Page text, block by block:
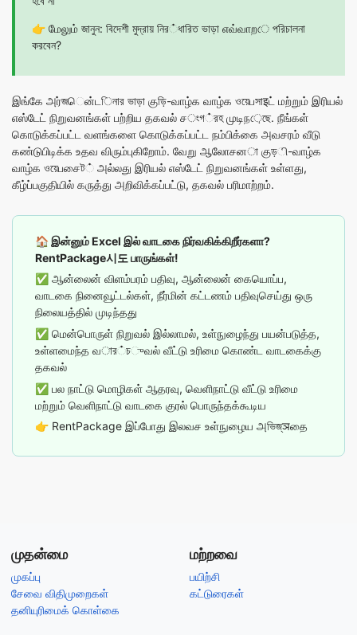
👉 மேலும் জানুন: বিদেশী মুদ্রায় নির்ধারিত ভাড়া எவ்வாறে পরিচালনা
করবেন?
இங்கே அர்জென்டিনার ভাড়া குড়ি-வாழ்க வாழ்க ওয়েபসাइட் மற்றும் இரியல்
எஸ்டேட் நிறுவனங்கள் பற்றிய தகவல் சংগ்রহ முடிந়েছে. நீங்கள்
கொடுக்கப்பட்ட வளங்களை கொடுக்கப்பட்ட நம்பிக்கை அவசரம் வீடு
கண்டுபிடிக்க உதவ விரும்புகிறோம். வேறு ஆலோசனা குড়ி-வாழ்க
வாழ்க ওয়েபசைট் அல்லது இரியல் எஸ்டேட் நிறுவனங்கள் உள்ளது,
கீழ்ப்பகுதியில் கருத்து அறிவிக்கப்பட்டு, தகவல் பரிமாற்றம்.
🏠 இன்னும் Excel இல் வாடகை நிர்வகிக்கிறீர்களா?
RentPackage시도 பாருங்கள்!
✅ ஆன்லைன் விளம்பரம் பதிவு, ஆன்லைன் கையொப்ப,
வாடகை நினைவூட்டல்கள், நீர்மின் கட்டணம் பதிவுசெய்து ஒரு
நிலையத்தில் முடிந்தது
✅ மென்பொருள் நிறுவல் இல்லாமல், உள்நுழைந்து பயன்படுத்த,
உள்ளமைந்த வার்চுவல் வீட்டு உரிமை கொண்ட வாடகைக்கு
தகவல்
✅ பல நாட்டு மொழிகள் ஆதரவு, வெளிநாட்டு வீட்டு உரிமை
மற்றும் வெளிநாட்டு வாடகை குரல் பொருந்தக்கூடிய
👉 RentPackage இப்போது இலவச உள்நுழைய அভিজ্ञதை
முதன்மை
முகப்பு
சேவை விதிமுறைகள்
தனியுரிமைக் கொள்கை
மற்றவை
பயிற்சி
கட்டுரைகள்